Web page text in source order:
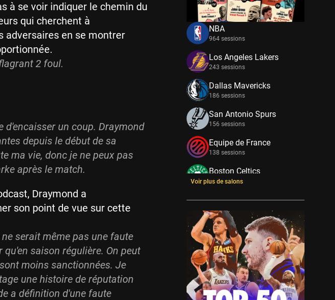
à se voir indiquer le chemin du
qui cherchent à
adversaires en se montrer
2 foul.
d'encaisser un coup. Draymond
depuis le début de sa
ma vie, donc je ne peux pas
après le match.
Draymond a
son point de vue sur cette
serait même pas une faute
saison régulière. On peut
moins sanctionnées. Je
une histoire de réputation
a définition d'une faute
NBA
964 sessions
Los Angeles Lakers
243 sessions
Dallas Mavericks
186 sessions
San Antonio Spurs
156 sessions
Equipe de France
138 sessions
Boston Celtics
133 sessions
New York Knicks
114 sessions
Minnesota Timberwolves
114 sessions
Golden State Warriors
113 sessions
Denver Nuggets
106 sessions
Voir plus de salons